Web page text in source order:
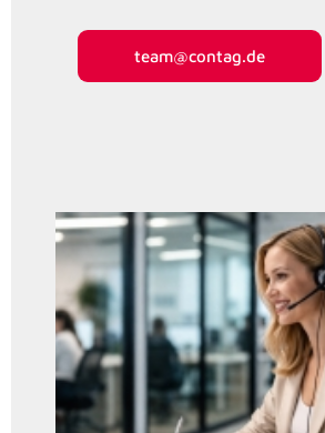
team@contag.de